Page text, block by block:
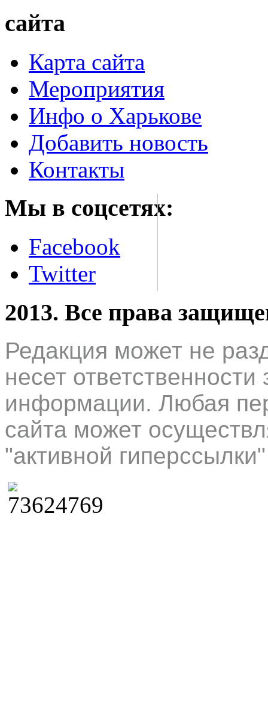
сайта
Карта сайта
Мероприятия
Инфо о Харькове
Добавить новость
Контакты
Мы в соцсетях:
Facebook
Twitter
2013. Все права
Редакция может не
несет
информации. Любая
сайта может
"активной